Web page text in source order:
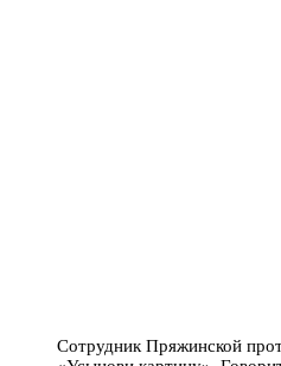
Сотрудник Пряжинской